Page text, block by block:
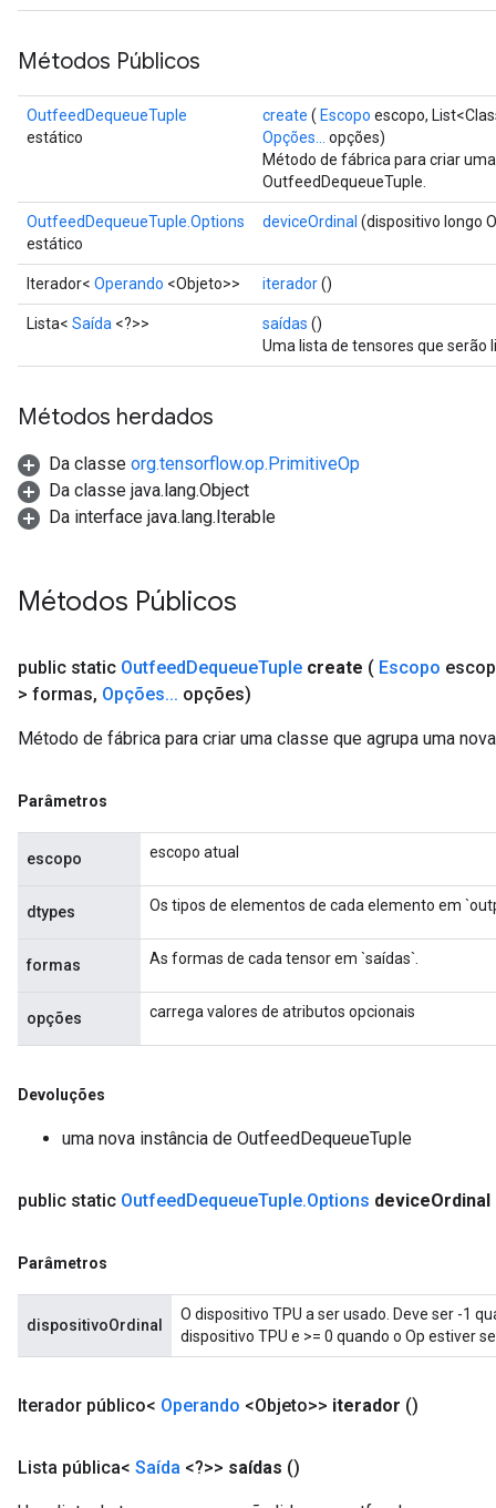
Métodos Públicos
OutfeedDequeueTuple
estático
create ( Escopo escopo,
Opções...
opções)
Método de fábrica para criar
OutfeedDequeueTuple.
OutfeedDequeueTuple.Options
estático
deviceOrdinal (dispositivo longo
Iterador< Operando <Objeto>> iterador()
Lista< Saída <?>> saídas ()
Uma lista de tensores que serão
Métodos herdados
Da classe org.tensorflow.op.PrimitiveOp
Da classe java.lang.Object
Da interface java.lang.Iterable
Métodos Públicos
public static OutfeedDequeueTuple create ( Escopo
> formas, Opções... opções)
Método de fábrica para criar uma classe que agrupa uma
Parâmetros
escopo escopo atual
dtypes Os tipos de elementos de cada elemento em
formas As formas de cada tensor em `saídas`.
opções carrega valores de atributos opcionais
Devoluções
uma nova instância de OutfeedDequeueTuple
public static OutfeedDequeueTuple.Options deviceOrdinal
Parâmetros
dispositivoOrdinal
O dispositivo TPU a ser usado. Deve ser -1
dispositivo TPU e >= 0 quando o Op estiver
Iterador público< Operando <Objeto>> iterador ()
Lista pública< Saída <?>> saídas ()